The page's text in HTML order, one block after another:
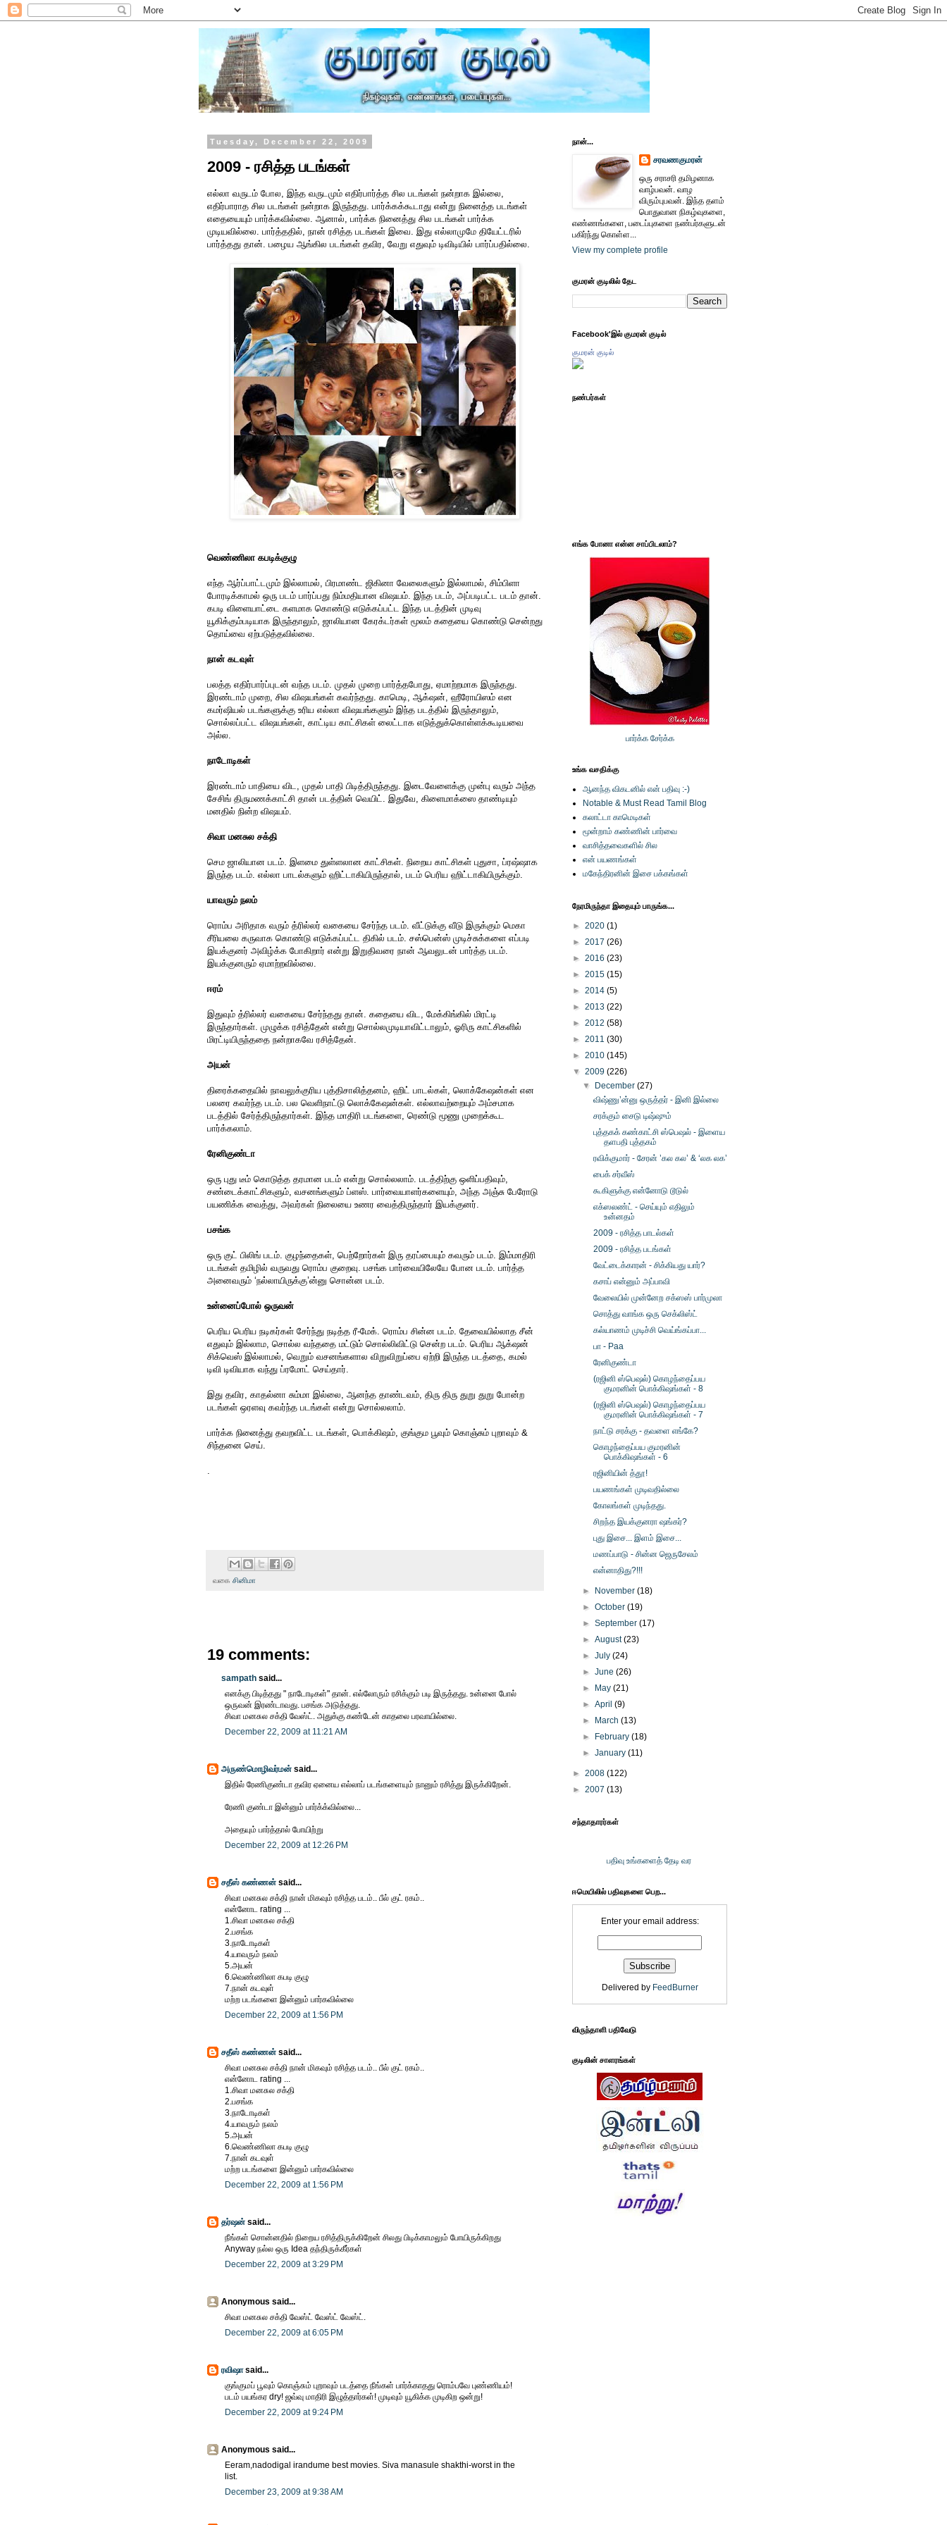
Tuesday, December 22, 2009
2009 - ரசித்த படங்கள்
எல்லா வருடம் போல, இந்த வருடமும் எதிர்பார்த்த சில படங்கள் நன்றாக இல்லை,
எதிர்பாராத சில படங்கள் நன்றாக இருந்தது. பார்க்கக்கூடாது என்று நினைத்த படங்கள்
எதையையும் பார்க்கவில்லை. ஆனால், பார்க்க நினைத்து சில படங்கள் பார்க்க
முடியவில்லை. பார்த்ததில், நான் ரசித்த படங்கள் இவை. இது எல்லாமுமே தியேட்டரில்
பார்த்தது தான். பழைய ஆங்கில படங்கள் தவிர, வேறு எதுவும் டிவிடியில் பார்ப்பதில்லை.
வெண்ணிலா கபடிக்குழு
எந்த ஆர்ப்பாட்டமும் இல்லாமல், பிரமாண்ட ஜிகினா வேலைகளும் இல்லாமல், சிம்பிளா
போரடிக்காமல் ஒரு படம் பார்ப்பது நிம்மதியான விஷயம். இந்த படம், அப்படிபட்ட படம் தான்.
கபடி விளையாட்டை களமாக கொண்டு எடுக்கப்பட்ட இந்த படத்தின் முடிவு
யூகிக்கும்படியாக இருந்தாலும், ஜாலியான கேரக்டர்கள் மூலம் கதையை கொண்டு சென்றது
தொய்வை ஏற்படுத்தவில்லை.
நான் கடவுள்
பலத்த எதிர்பார்ப்புடன் வந்த படம். முதல் முறை பார்த்தபோது, ஏமாற்றமாக இருந்தது.
இரண்டாம் முறை, சில விஷயங்கள் கவர்ந்தது. காமெடி, ஆக்‌ஷன், ஹீரோயிஸம் என
கமர்ஷியல் படங்களுக்கு உரிய எல்லா விஷயங்களும் இந்த படத்தில் இருந்தாலும்,
சொல்லப்பட்ட விஷயங்கள், காட்டிய காட்சிகள் லைட்டாக எடுத்துக்கொள்ளக்கூடியவை
அல்ல.
நாடோடிகள்
இரண்டாம் பாதியை விட, முதல் பாதி பிடித்திருந்தது. இடைவேளைக்கு முன்பு வரும் அந்த
சேசிங் திருமணக்காட்சி தான் படத்தின் வெயிட். இதுவே, கிளைமாக்ஸை தாண்டியும்
மனதில் நின்ற விஷயம்.
சிவா மனசுல சக்தி
செம ஜாலியான படம். இளமை துள்ளலான காட்சிகள். நிறைய காட்சிகள் புதுசா, ப்ரஷ்ஷாக
இருந்த படம். எல்லா பாடல்களும் ஹிட்டாகியிருந்தால், படம் பெரிய ஹிட்டாகியிருக்கும்.
யாவரும் நலம்
ரொம்ப அரிதாக வரும் த்ரில்லர் வகையை சேர்ந்த படம். வீட்டுக்கு வீடு இருக்கும் மெகா
சீரியலை கருவாக கொண்டு எடுக்கப்பட்ட திகில் படம். சஸ்பென்ஸ் முடிச்சுக்களை எப்படி
இயக்குனர் அவிழ்க்க போகிறார் என்று இறுதிவரை நான் ஆவலுடன் பார்த்த படம்.
இயக்குனரும் ஏமாற்றவில்லை.
ஈரம்
இதுவும் த்ரில்லர் வகையை சேர்ந்தது தான். கதையை விட, மேக்கிங்கில் மிரட்டி
இருந்தார்கள். முழுக்க ரசித்தேன் என்று சொல்லமுடியாவிட்டாலும், ஓரிரு காட்சிகளில்
மிரட்டியிருந்ததை நன்றாகவே ரசித்தேன்.
அயன்
திரைக்கதையில் நாவலுக்குரிய புத்திசாலித்தனம், ஹிட் பாடல்கள், லொக்கேஷன்கள் என
பலரை கவர்ந்த படம். பல வெளிநாட்டு லொக்கேஷன்கள். எல்லாவற்றையும் அம்சமாக
படத்தில் சேர்த்திருந்தார்கள். இந்த மாதிரி படங்களை, ரெண்டு மூணு முறைக்கூட
பார்க்கலாம்.
ரேனிகுண்டா
ஒரு புது டீம் கொடுத்த தரமான படம் என்று சொல்லலாம். படத்திற்கு ஒளிப்பதிவும்,
சண்டைக்காட்சிகளும், வசனங்களும் ப்ளஸ். பார்வையாளர்களையும், அந்த அஞ்சு பேரோடு
பயணிக்க வைத்து, அவர்கள் நிலையை உணர வைத்திருந்தார் இயக்குனர்.
பசங்க
ஒரு குட் பிலிங் படம். குழந்தைகள், பெற்றோர்கள் இரு தரப்பையும் கவரும் படம். இம்மாதிரி
படங்கள் தமிழில் வருவது ரொம்ப குறைவு. பசங்க பார்வையிலேயே போன படம். பார்த்த
அனைவரும் ‘நல்லாயிருக்கு’ன்னு சொன்ன படம்.
உன்னைப்போல் ஒருவன்
பெரிய பெரிய நடிகர்கள் சேர்ந்து நடித்த ரீ-மேக். ரொம்ப சின்ன படம். தேவையில்லாத சீன்
எதுவும் இல்லாம, சொல்ல வந்ததை மட்டும் சொல்லிவிட்டு சென்ற படம். பெரிய ஆக்‌ஷன்
சிக்வெஸ் இல்லாமல், வெறும் வசனங்களால விறுவிறுப்பை ஏற்றி இருந்த படத்தை, கமல்
டிவி டிவியாக வந்து ப்ரமோட் செய்தார்.
இது தவிர, காதல்னா சும்மா இல்லை, ஆனந்த தாண்டவம், திரு திரு துறு துறு போன்ற
படங்கள் ஒரளவு கவர்ந்த படங்கள் என்று சொல்லலாம்.
பார்க்க நினைத்து தவறவிட்ட படங்கள், பொக்கிஷம், குங்கும பூவும் கொஞ்சும் புறாவும் &
சிந்தனை செய்.
வகை சினிமா
19 comments:
sampath said...
எனக்கு பிடித்தது " நாடோடிகள்" தான். எல்லோரும் ரசிக்கும் படி இருத்தது. உன்னை போல்
ஒருவன் இரண்டாவது. பசங்க அடுத்தது.
சிவா மனசுல சக்தி வேஸ்ட். அதுக்கு கண்டேன் காதலை பரவாயில்லை.
December 22, 2009 at 11:21 AM
அருண்மொழிவர்மன் said...
இதில் ரேணிகுண்டா தவிர ஏனைய எல்லாப் படங்களையும் நானும் ரசித்து இருக்கிறேன்.
ரேணி குண்டா இன்னும் பார்க்க்வில்லை...
அதையும் பார்த்தால் போயிற்று
December 22, 2009 at 12:26 PM
சதீஸ் கண்ணன் said...
சிவா மனசுல சக்தி நான் மிகவும் ரசித்த படம்.. பீல் குட் ரகம்..
என்னோட rating ...
1.சிவா மனசுல சக்தி
2.பசங்க
3.நாடோடிகள்
4.யாவரும் நலம்
5.அயன்
6.வெண்ணிலா கபடி குழு
7.நான் கடவுள்
மற்ற படங்களை இன்னும் பார்கவில்லை
December 22, 2009 at 1:56 PM
சதீஸ் கண்ணன் said...
சிவா மனசுல சக்தி நான் மிகவும் ரசித்த படம்.. பீல் குட் ரகம்..
என்னோட rating ...
1.சிவா மனசுல சக்தி
2.பசங்க
3.நாடோடிகள்
4.யாவரும் நலம்
5.அயன்
6.வெண்ணிலா கபடி குழு
7.நான் கடவுள்
மற்ற படங்களை இன்னும் பார்கவில்லை
December 22, 2009 at 1:56 PM
தர்ஷன் said...
நீங்கள் சொன்னதில் நிறைய ரசித்திருக்கிறேன் சிலது பிடிக்காமலும் போயிருக்கிறது
Anyway நல்ல ஒரு Idea தந்திருக்கீர்கள்
December 22, 2009 at 3:29 PM
Anonymous said...
சிவா மனசுல சக்தி வேஸ்ட் வேஸ்ட் வேஸ்ட்.
December 22, 2009 at 6:05 PM
ரவிஷாsaid...
குங்குமப் பூவும் கொஞ்சும் புறாவும் படத்தை நீங்கள் பார்க்காதது ரொம்பவே புண்ணியம்!
படம் பயங்கர dry! ஜவ்வு மாதிரி இழுத்தார்கள்! முடிவும் யூகிக்க முடிகிற ஒன்று!
December 22, 2009 at 9:24 PM
Anonymous said...
Eeram,nadodigal irandume best movies. Siva manasule shakthi-worst in the
list.
December 23, 2009 at 9:38 AM
நான்...
சரவணகுமரன்
ஒரு சராசரி தமிழனாக
வாழ்பவன். வாழ
விரும்புபவன். இந்த தளம்
பொதுவான நிகழ்வுகளை,
எண்ணங்களை, படைப்புகளை நண்பர்களுடன்
பகிர்ந்து கொள்ள...
View my complete profile
குமரன் குடிலில் தேட
Facebook'இல் குமரன் குடில்
குமரன் குடில்
நண்பர்கள்
எங்க போனா என்ன சாப்பிடலாம்?
பார்க்க சேர்க்க
உங்க வசதிக்கு
ஆனந்த விகடனில் என் பதிவு :-)
Notable & Must Read Tamil Blog
கலாட்டா காமெடிகள்
மூன்றாம் கண்ணின் பார்வை
வாசித்தவைகளில் சில
என் பயணங்கள்
மகேந்திரனின் இசை பக்கங்கள்
நேரமிருந்தா இதையும் பாருங்க...
► 2020 (1)
► 2017 (26)
► 2016 (23)
► 2015 (15)
► 2014 (5)
► 2013 (22)
► 2012 (58)
► 2011 (30)
► 2010 (145)
▼ 2009 (226)
▼
December(27)
விஷ்ணு’ன்னு ஒருத்தர் - இனி இல்லை
சரக்கும் சைடு டிஷ்ஷும்
புத்தகக் கண்காட்சி ஸ்பெஷல் - இளைய
தளபதி புத்தகம்
ரவிக்குமார் - சேரன் ’கல கல’ & ‘லக லக’
பைக் சர்வீஸ்
கூகிளுக்கு என்னோடு டூடுல்
எக்ஸலண்ட் - செய்யும் எதிலும்
உன்னதம்
2009 - ரசித்த பாடல்கள்
2009 - ரசித்த படங்கள்
வேட்டைக்காரன் - சிக்கியது யார்?
கசாப் என்னும் அப்பாவி
வேலையில் முன்னேற சக்ஸஸ் பார்முலா
சொத்து வாங்க ஒரு செக்லிஸ்ட்
கல்யாணம் முடிச்சி வெய்ங்கப்பா...
பா - Paa
ரேனிகுண்டா
(ரஜினி ஸ்பெஷல்) கொழந்தைப்பய
குமரனின் பொக்கிஷங்கள் - 8
(ரஜினி ஸ்பெஷல்) கொழந்தைப்பய
குமரனின் பொக்கிஷங்கள் - 7
நாட்டு சரக்கு - தவளை எங்கே?
கொழந்தைப்பய குமரனின்
பொக்கிஷங்கள் - 6
ரஜினியின் த்தூ!
பயணங்கள் முடிவதில்லை
கோலங்கள் முடிந்தது.
சிறந்த இயக்குனரா ஷங்கர்?
புது இசை... இளம் இசை...
மணப்பாடு - சின்ன ஜெருசேலம்
என்னாதிது?!!!
► November(18)
►October(19)
►September(17)
►August(23)
►July(24)
►June(26)
►
May(21)
►April(9)
►
March(13)
►
February(18)
►January(11)
► 2008 (122)
► 2007 (13)
சந்தாதாரர்கள்
பதிவு உங்களைத் தேடி வர
ஈமெயிலில் பதிவுகளை பெற...
Enter your email address:
Delivered by FeedBurner
விருந்தாளி பதிவேடு
குடிலின் சாளரங்கள்